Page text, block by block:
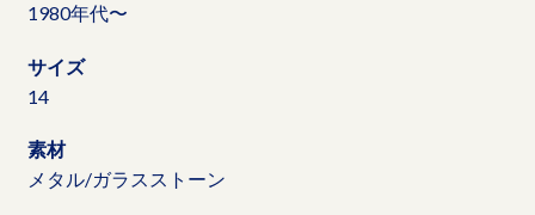
1980年代〜
サイズ
14
素材
メタル/ガラスストーン